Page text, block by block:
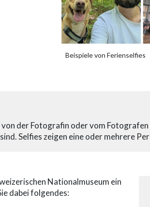
Beispiele von Ferienselfies
der Fotografin oder vom
Selfies zeigen eine oder mehrere
Nationalmuseum ein
dabei folgendes: